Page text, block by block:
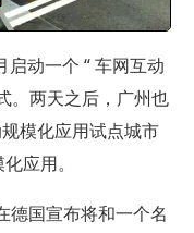
动一个 “ 车网互动
。两天之后，广州也
模化应用试点城市
应用。
德国宣布将和一个名